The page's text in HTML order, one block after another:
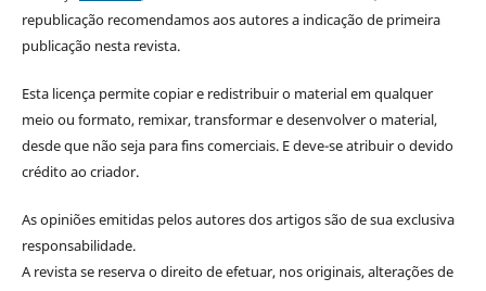
republicação recomendamos aos autores a indicação de primeira
publicação nesta revista.
Esta licença permite copiar e redistribuir o material em qualquer
meio ou formato, remixar, transformar e desenvolver o material,
desde que não seja para fins comerciais. E deve-se atribuir o devido
crédito ao criador.
As opiniões emitidas pelos autores dos artigos são de sua exclusiva
responsabilidade.
A revista se reserva o direito de efetuar, nos originais, alterações de